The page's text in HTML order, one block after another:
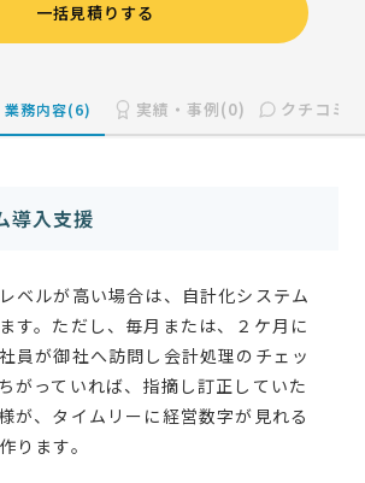
一括見積りする
業務内容(6) 実績・事例(0) クチコミ
導入支援
ベルが高い場合は、自計化システム
す。ただし、毎月または、２ケ月に
員が御社へ訪問し会計処理のチェッ
がっていれば、指摘し訂正していた
が、タイムリーに経営数字が見れる
ります。